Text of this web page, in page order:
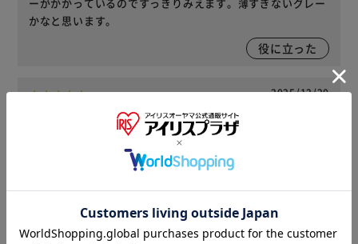
かなと思います。
役に立った
2025/12/20
サイズ : Lサイズ ｜ カラー : ブラック 購入
主人用に。股上が浅く、ウエストが大きかったのでベルトが
必要そうです。アウトドアで使用予定。とても暖かいので使
うのが楽しみです。
役に立った